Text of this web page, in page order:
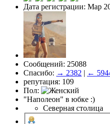
Дата регистрации: Мар
Сообщений: 25088
Спасибо: → 2382 | ←
репутация: 109
Пол:
"Наполеон" в юбке :)
Северная столица